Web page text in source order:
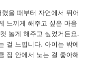
을 때부터 자연에서 뛰어
느끼게 해주고 싶은 마음
놀게 해주고 싶었거든요.
걸 느낍니다. 아이는 밖에
집 안에서 노는 걸 좋아해